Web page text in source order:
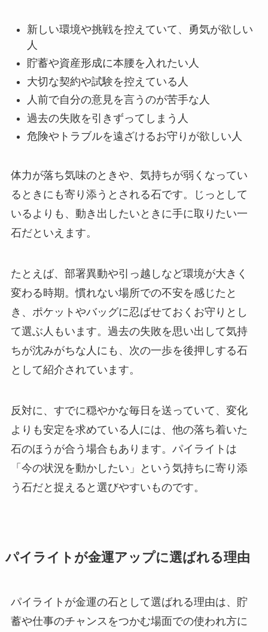
新しい環境や挑戦を控えていて、勇気が欲しい
人
貯蓄や資産形成に本腰を入れたい人
大切な契約や試験を控えている人
人前で自分の意見を言うのが苦手な人
過去の失敗を引きずってしまう人
危険やトラブルを遠ざけるお守りが欲しい人
体力が落ち気味のときや、気持ちが弱くなってい
るときにも寄り添うとされる石です。じっとして
いるよりも、動き出したいときに手に取りたい一
石だといえます。
たとえば、部署異動や引っ越しなど環境が大きく
変わる時期。慣れない場所での不安を感じたと
き、ポケットやバッグに忍ばせておくお守りとし
て選ぶ人もいます。過去の失敗を思い出して気持
ちが沈みがちな人にも、次の一歩を後押しする石
として紹介されています。
反対に、すでに穏やかな毎日を送っていて、変化
よりも安定を求めている人には、他の落ち着いた
石のほうが合う場合もあります。パイライトは
「今の状況を動かしたい」という気持ちに寄り添
う石だと捉えると選びやすいものです。
パイライトが金運アップに選ばれる理由
パイライトが金運の石として選ばれる理由は、貯
蓄や仕事のチャンスをつかむ場面での使われ方に